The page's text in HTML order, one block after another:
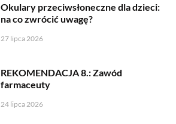
Okulary przeciwsłoneczne dla dzieci:
na co zwrócić uwagę?
27 lipca 2026
REKOMENDACJA 8.: Zawód
farmaceuty
24 lipca 2026